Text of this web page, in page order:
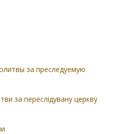
за преследуемую
за переслідувану церкву